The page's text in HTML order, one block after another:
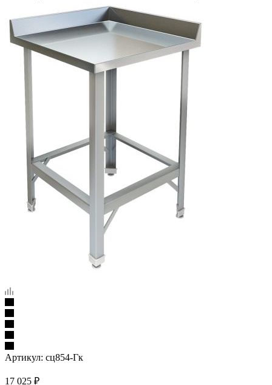
Артикул: сц854-Гк
17 025 ₽